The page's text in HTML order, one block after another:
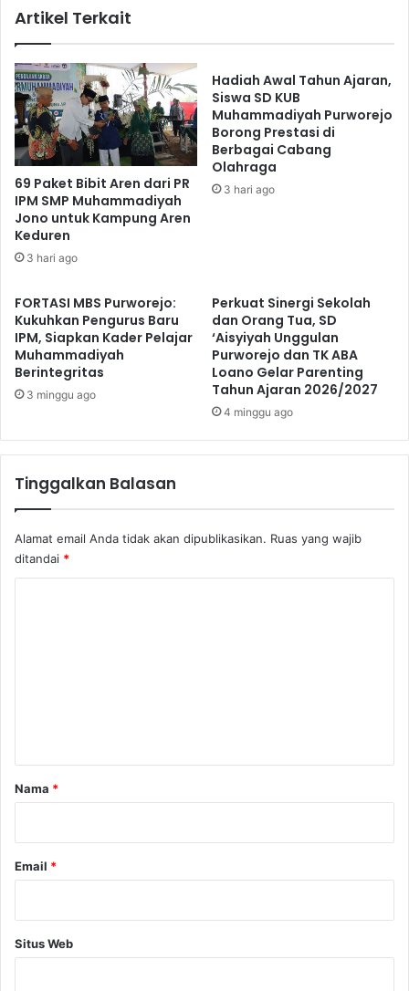
Artikel Terkait
69 Paket Bibit Aren dari PR
IPM SMP Muhammadiyah
Jono untuk Kampung Aren
Keduren
3 hari ago
Hadiah Awal Tahun Ajaran,
Siswa SD KUB
Muhammadiyah Purworejo
Borong Prestasi di
Berbagai Cabang
Olahraga
3 hari ago
FORTASI MBS Purworejo:
Kukuhkan Pengurus Baru
IPM, Siapkan Kader Pelajar
Muhammadiyah
Berintegritas
3 minggu ago
Perkuat Sinergi Sekolah
dan Orang Tua, SD
‘Aisyiyah Unggulan
Purworejo dan TK ABA
Loano Gelar Parenting
Tahun Ajaran 2026/2027
4 minggu ago
Tinggalkan Balasan
Alamat email Anda tidak akan dipublikasikan. Ruas yang wajib
ditandai *
r
Nama *
Email *
Situs Web